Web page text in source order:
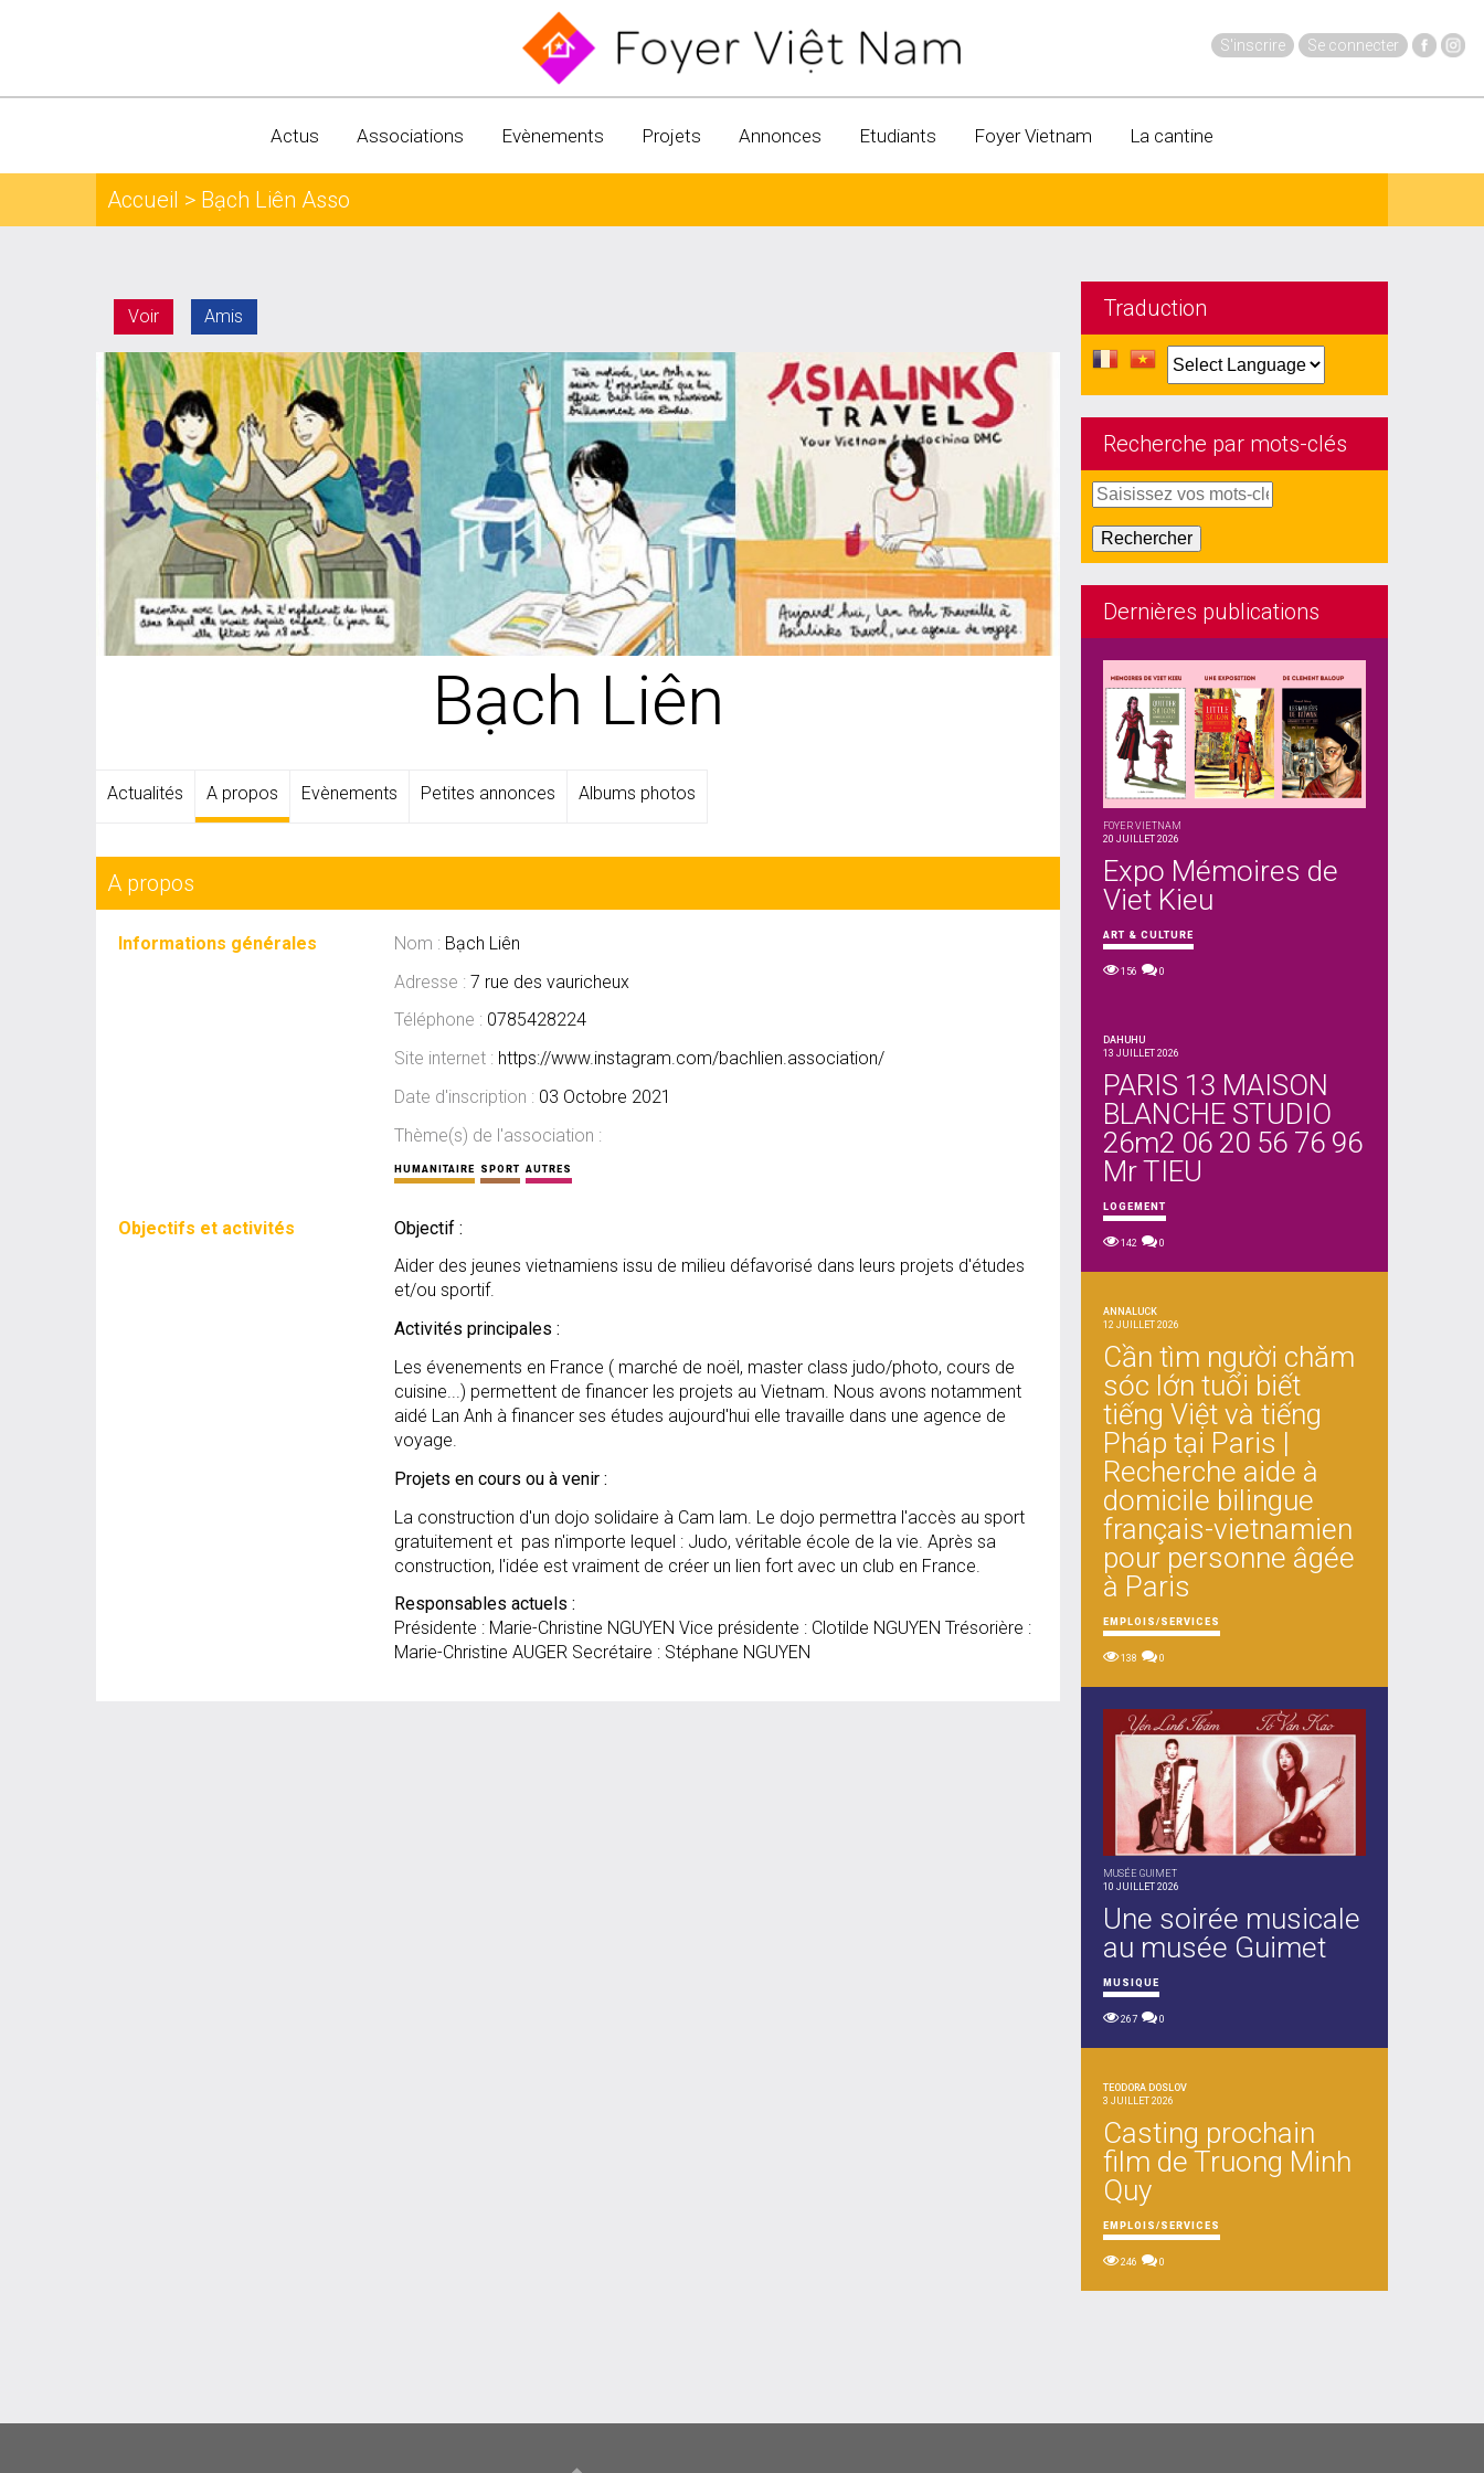
S'inscrire Se connecter
Actus Associations Evènements Projets Annonces Etudiants Foyer Vietnam La cantine
Accueil > Bạch Liên Asso
Voir Amis
Bạch Liên
Actualités A propos Evènements Petites annonces Albums photos
A propos
Informations générales Nom : Bạch Liên
Adresse : 7 rue des vauricheux
Téléphone : 0785428224
Site internet : https://www.instagram.com/bachlien.association/
Date d'inscription : 03 Octobre 2021
Thème(s) de l'association :
HUMANITAIRE SPORT AUTRES
Objectifs et activités
Objectif :
Aider des jeunes vietnamiens issu de milieu défavorisé dans leurs projets d'études
et/ou sportif.
Activités principales :
Les évenements en France ( marché de noël, master class judo/photo, cours de
cuisine...) permettent de financer les projets au Vietnam. Nous avons notamment
aidé Lan Anh à financer ses études aujourd'hui elle travaille dans une agence de
voyage.
Projets en cours ou à venir :
La construction d'un dojo solidaire à Cam lam. Le dojo permettra l'accès au sport
gratuitement et pas n'importe lequel : Judo, véritable école de la vie. Après sa
construction, l'idée est vraiment de créer un lien fort avec un club en France.
Responsables actuels :
Présidente : Marie-Christine NGUYEN Vice présidente : Clotilde NGUYEN Trésorière :
Marie-Christine AUGER Secrétaire : Stéphane NGUYEN
Traduction
Recherche par mots-clés
Dernières publications
FOYER VIETNAM
20 JUILLET 2026
Expo Mémoires de
Viet Kieu
ART & CULTURE
156 0
DAHUHU
13 JUILLET 2026
PARIS 13 MAISON
BLANCHE STUDIO
26m2 06 20 56 76 96
Mr TIEU
LOGEMENT
142 0
ANNALUCK
12 JUILLET 2026
Cần tìm người chăm
sóc lớn tuổi biết
tiếng Việt và tiếng
Pháp tại Paris |
Recherche aide à
domicile bilingue
français-vietnamien
pour personne âgée
à Paris
EMPLOIS/SERVICES
138 0
MUSÉE GUIMET
10 JUILLET 2026
Une soirée musicale
au musée Guimet
MUSIQUE
267 0
TEODORA DOSLOV
3 JUILLET 2026
Casting prochain
film de Truong Minh
Quy
EMPLOIS/SERVICES
246 0